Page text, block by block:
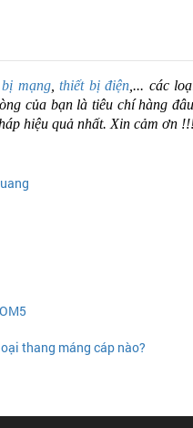
mạng,thiết bị điện ,... các
của bạn là tiêu chí hàng
hiệu quả nhất. Xin cảm ơn
thang máng cáp nào?